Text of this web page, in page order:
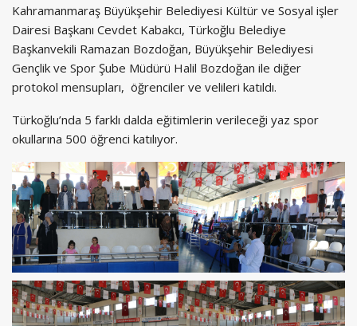
Kahramanmaraş Büyükşehir Belediyesi Kültür ve Sosyal işler
Dairesi Başkanı Cevdet Kabakcı, Türkoğlu Belediye
Başkanvekili Ramazan Bozdoğan, Büyükşehir Belediyesi
Gençlik ve Spor Şube Müdürü Halil Bozdoğan ile diğer
protokol mensupları, öğrenciler ve velileri katıldı.
Türkoğlu’nda 5 farklı dalda eğitimlerin verileceği yaz spor
okullarına 500 öğrenci katılıyor.